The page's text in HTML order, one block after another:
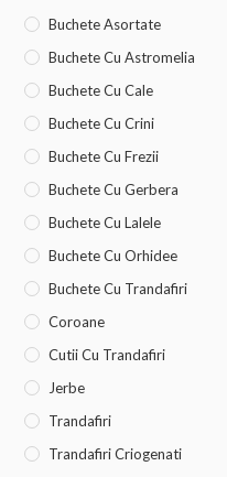
Buchete Asortate
Buchete Cu Astromelia
Buchete Cu Cale
Buchete Cu Crini
Buchete Cu Frezii
Buchete Cu Gerbera
Buchete Cu Lalele
Buchete Cu Orhidee
Buchete Cu Trandafiri
Coroane
Cutii Cu Trandafiri
Jerbe
Trandafiri
Trandafiri Criogenati